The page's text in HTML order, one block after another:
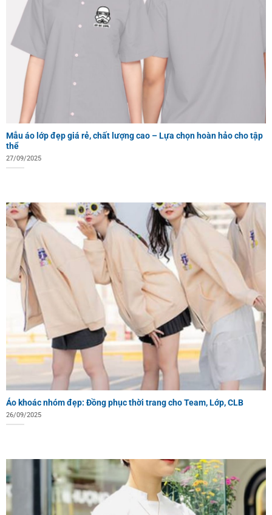
Mẫu áo lớp đẹp giá rẻ, chất lượng cao – Lựa chọn hoàn hảo cho tập
thể
27/09/2025
Áo khoác nhóm đẹp: Đồng phục thời trang cho Team, Lớp, CLB
26/09/2025